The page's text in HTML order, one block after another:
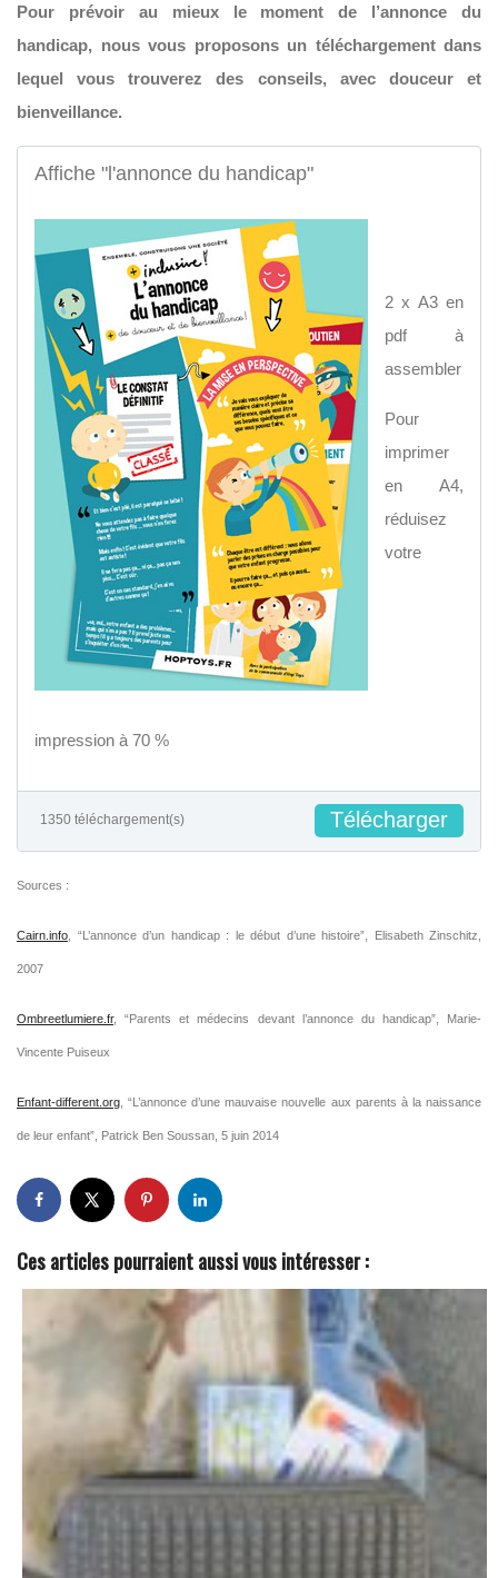
Pour prévoir au mieux le moment de l’annonce du
handicap, nous vous proposons un téléchargement dans
lequel vous trouverez des conseils, avec douceur et
bienveillance.
Affiche "l'annonce du handicap"
2 x A3 en
pdf à
assembler
Pour
imprimer
en A4,
réduisez
votre
impression à 70 %
1350 téléchargement(s) Télécharger
Sources :
Cairn.info , “L’annonce d’un handicap : le début d’une histoire”, Elisabeth Zinschitz,
2007
Ombreetlumiere.fr, “Parents et médecins devant l’annonce du handicap”, Marie-
Vincente Puiseux
Enfant-different.org , “L’annonce d’une mauvaise nouvelle aux parents à la naissance
de leur enfant”, Patrick Ben Soussan, 5 juin 2014
Ces articles pourraient aussi vous intéresser :